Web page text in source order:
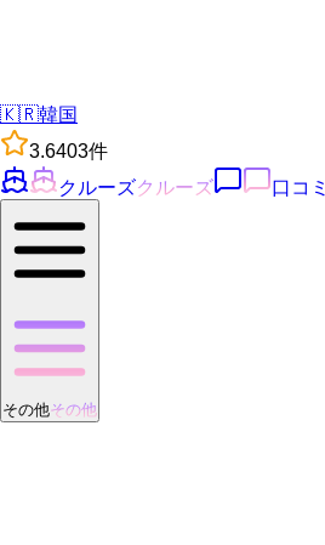
🇰🇷韓国
3.6403件
クルーズクルーズ 口コミ
その他その他